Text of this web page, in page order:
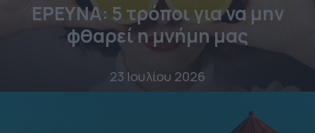
ΕΡΕΥΝΑ: 5 τρόποι για να μην
φθαρεί η μνήμη μας
23 Ιουλίου 2026